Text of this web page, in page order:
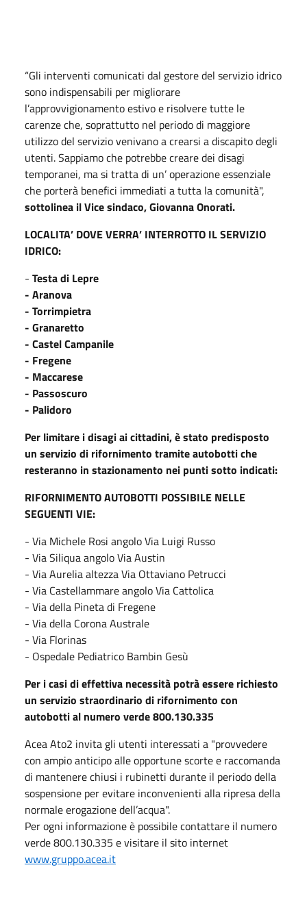
“Gli interventi comunicati dal gestore del servizio idrico
sono indispensabili per migliorare
l’approvvigionamento estivo e risolvere tutte le
carenze che, soprattutto nel periodo di maggiore
utilizzo del servizio venivano a crearsi a discapito degli
utenti. Sappiamo che potrebbe creare dei disagi
temporanei, ma si tratta di un’ operazione essenziale
che porterà benefici immediati a tutta la comunità",
sottolinea il Vice sindaco, Giovanna Onorati.
LOCALITA’ DOVE VERRA’ INTERROTTO IL SERVIZIO
IDRICO:
- Testa di Lepre
- Aranova
- Torrimpietra
- Granaretto
- Castel Campanile
- Fregene
- Maccarese
- Passoscuro
- Palidoro
Per limitare i disagi ai cittadini, è stato predisposto
un servizio di rifornimento tramite autobotti che
resteranno in stazionamento nei punti sotto indicati:
RIFORNIMENTO AUTOBOTTI POSSIBILE NELLE
SEGUENTI VIE:
- Via Michele Rosi angolo Via Luigi Russo
- Via Siliqua angolo Via Austin
- Via Aurelia altezza Via Ottaviano Petrucci
- Via Castellammare angolo Via Cattolica
- Via della Pineta di Fregene
- Via della Corona Australe
- Via Florinas
- Ospedale Pediatrico Bambin Gesù
Per i casi di effettiva necessità potrà essere richiesto
un servizio straordinario di rifornimento con
autobotti al numero verde 800.130.335
Acea Ato2 invita gli utenti interessati a "provvedere
con ampio anticipo alle opportune scorte e raccomanda
di mantenere chiusi i rubinetti durante il periodo della
sospensione per evitare inconvenienti alla ripresa della
normale erogazione dell’acqua".
Per ogni informazione è possibile contattare il numero
verde 800.130.335 e visitare il sito internet
www.gruppo.acea.it